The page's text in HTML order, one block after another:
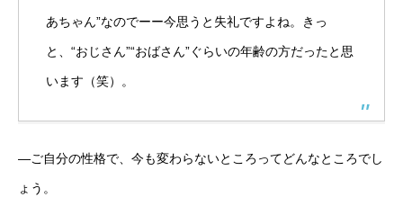
あちゃん”なのでーー今思うと失礼ですよね。きっ
と、“おじさん”“おばさん”ぐらいの年齢の方だったと思
います（笑）。
―ご自分の性格で、今も変わらないところってどんなところでし
ょう。